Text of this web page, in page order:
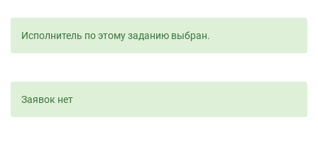
Исполнитель по этому заданию выбран.
Заявок нет